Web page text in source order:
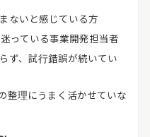
ないと感じている方
っている事業開発担当者
ず、試行錯誤が続いてい
整理にうまく活かせていな